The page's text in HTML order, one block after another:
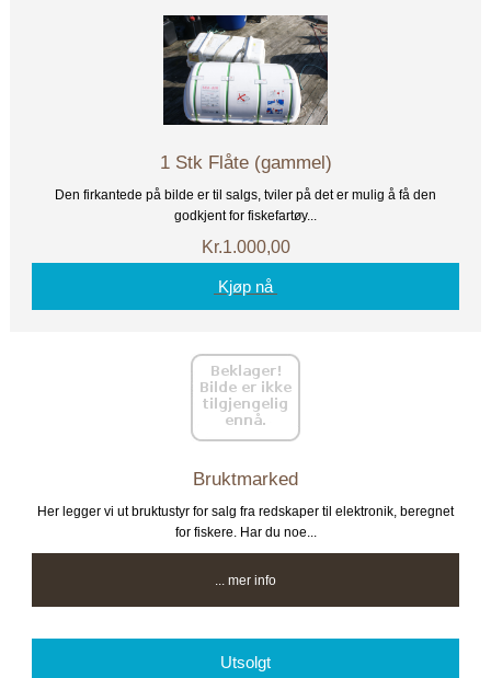
1 Stk Flåte (gammel)
Den firkantede på bilde er til salgs, tviler på det er mulig å få den
godkjent for fiskefartøy...
Kr.1.000,00
Kjøp nå
Bruktmarked
Her legger vi ut bruktustyr for salg fra redskaper til elektronik, beregnet
for fiskere. Har du noe...
... mer info
Utsolgt